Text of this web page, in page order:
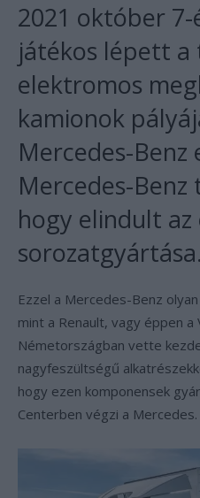
2021 október
játékos lépett a
elektromos
kamionok
Mercedes-Benz
Mercedes-Benz
hogy elindult az
sorozatgyártása.
Ezzel a Mercedes-Benz
mint a Renault, vagy éppen
Németországban vette
nagyfeszültségű
hogy ezen komponensek
Centerben végzi a Mercedes.